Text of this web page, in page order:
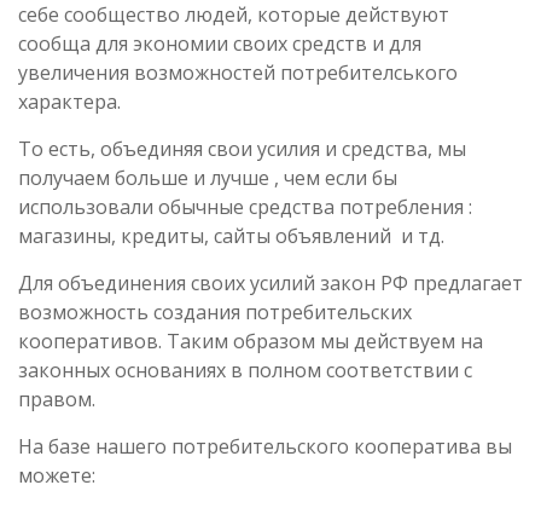
себе сообщество людей, которые действуют
сообща для экономии своих средств и для
увеличения возможностей потребителського
характера.
То есть, объединяя свои усилия и средства, мы
получаем больше и лучше , чем если бы
использовали обычные средства потребления :
магазины, кредиты, сайты объявлений и тд.
Для объединения своих усилий закон РФ предлагает
возможность создания потребительских
кооперативов. Таким образом мы действуем на
законных основаниях в полном соответствии с
правом.
На базе нашего потребительского кооператива вы
можете: